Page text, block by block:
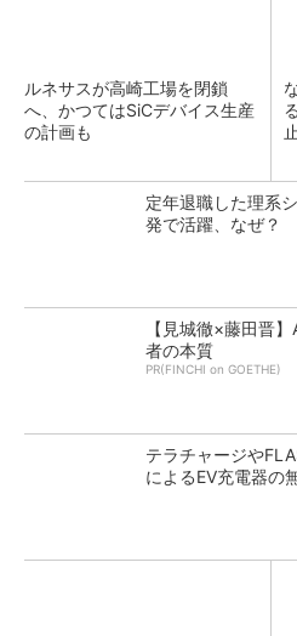
ルネサスが高崎工場を閉鎖
へ、かつてはSiCデバイス生産
の計画も
定年退職した理系
発で活躍、なぜ？
【見城徹×藤田晋
者の本質
PR(FINCHI on GOETHE)
テラチャージや
によるEV充電器の